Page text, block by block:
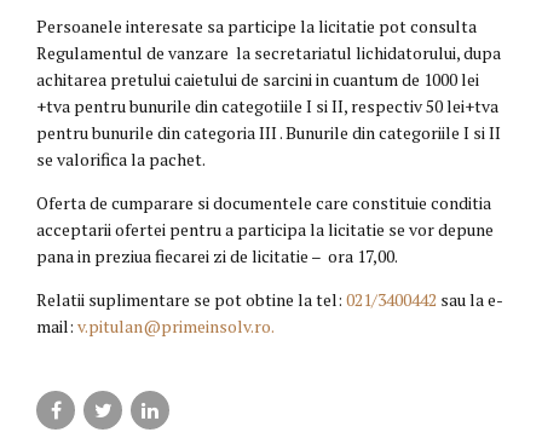
Persoanele interesate sa participe la licitatie pot consulta
Regulamentul de vanzare la secretariatul lichidatorului, dupa
achitarea pretului caietului de sarcini in cuantum de 1000 lei
+tva pentru bunurile din categotiile I si II, respectiv 50 lei+tva
pentru bunurile din categoria III . Bunurile din categoriile I si II
se valorifica la pachet.
Oferta de cumparare si documentele care constituie conditia
acceptarii ofertei pentru a participa la licitatie se vor depune
pana in preziua fiecarei zi de licitatie – ora 17,00.
Relatii suplimentare se pot obtine la tel: 021/3400442 sau la e-
mail: v.pitulan@primeinsolv.ro.